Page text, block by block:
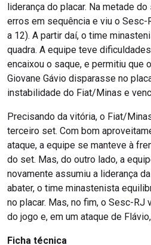
liderança do placar. Na metade
erros em sequência e viu o Sesc-
a 12). A partir daí, o time
quadra. A equipe teve
encaixou o saque, e permitiu que
Giovane Gávio disparasse no
instabilidade do Fiat/Minas e
Precisando da vitória, o Fiat/
terceiro set. Com bom
ataque, a equipe se manteve à
do set. Mas, do outro lado, a
novamente assumiu a liderança
abater, o time minastenista
no placar. Mas, no fim, o Sesc-RJ
do jogo e, em um ataque de
Ficha técnica